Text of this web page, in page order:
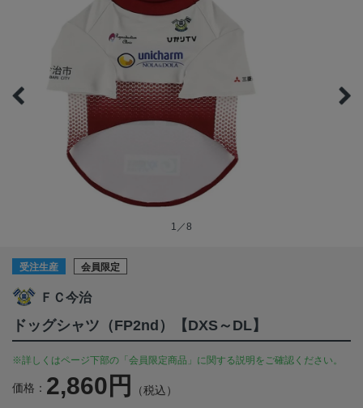
1／8
受注生産 会員限定
ＦＣ今治
ドッグシャツ（FP2nd）【DXS～DL】
※詳しくはページ下部の「会員限定商品」に関する説明をご確認ください。
価格： 2,860円 （税込）